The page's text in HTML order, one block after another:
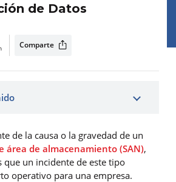
de Datos
Comparte
de la causa o la gravedad de un
área de almacenamiento (SAN),
que un incidente de este tipo
operativo para una empresa.